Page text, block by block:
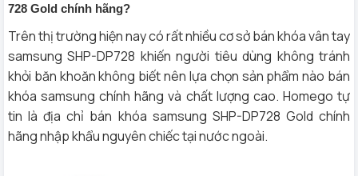
728 Gold chính hãng?
Trên thị trường hiện nay có rất nhiều cơ sở bán khóa vân tay
samsung SHP-DP728 khiến người tiêu dùng không tránh
khỏi băn khoăn không biết nên lựa chọn sản phẩm nào bán
khóa samsung chính hãng và chất lượng cao. Homego tự
tin là địa chỉ bán khóa samsung SHP-DP728 Gold chính
hãng nhập khẩu nguyên chiếc tại nước ngoài.